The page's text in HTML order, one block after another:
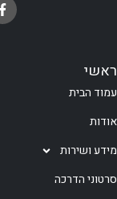
ראשי
עמוד הבית
אודות
מידע ושירות
סרטוני הדרכה